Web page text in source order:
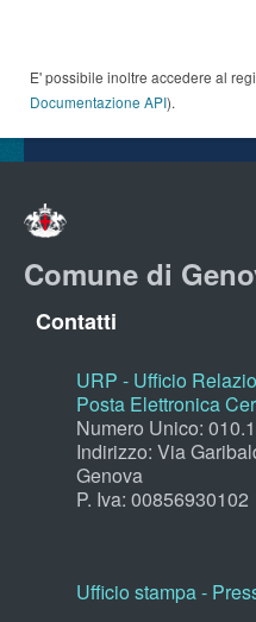
E' possibile inoltre accedere al
Documentazione API).
Comune di
Contatti
URP - Ufficio
Posta Elettronica
Numero Unico:
Indirizzo: Via
Genova
P. Iva: 00856930102
Ufficio stampa -